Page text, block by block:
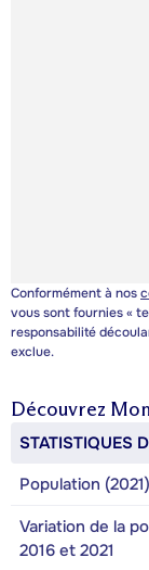
Conformément à nos
vous sont fournies «
responsabilité
exclue.
Découvrez
STATISTIQUES
Population (2021)
Variation de la
2016 et 2021